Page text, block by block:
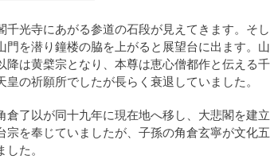
光寺にあがる参道の石段が見えてきます。そし
を潜り鐘楼の脇を上がると展望台に出ます。山
は黄檗宗となり、本尊は恵心僧都作と伝える千
の祈願所でしたが長らく衰退していました。
了以が同十九年に現在地へ移し、大悲閣を建立
を奉じていましたが、子孫の角倉玄寧が文化五
た。